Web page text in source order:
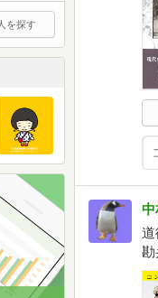
中
道
勘
を探す